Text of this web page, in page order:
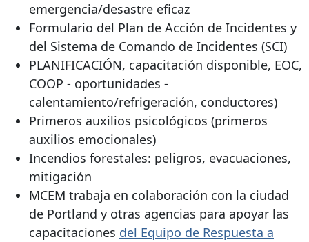
emergencia/desastre eficaz
Formulario del Plan de Acción de Incidentes y
del Sistema de Comando de Incidentes (SCI)
PLANIFICACIÓN, capacitación disponible, EOC,
COOP - oportunidades -
calentamiento/refrigeración, conductores)
Primeros auxilios psicológicos (primeros
auxilios emocionales)
Incendios forestales: peligros, evacuaciones,
mitigación
MCEM trabaja en colaboración con la ciudad
de Portland y otras agencias para apoyar las
capacitaciones del Equipo de Respuesta a